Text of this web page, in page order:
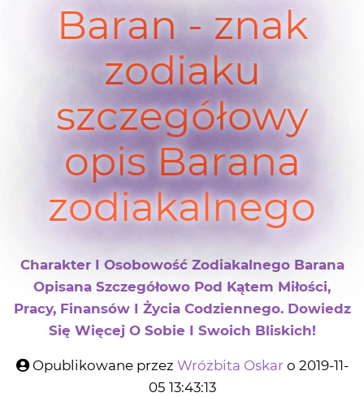
Baran - znak
zodiaku
szczegółowy
opis Barana
zodiakalnego
Charakter I Osobowość Zodiakalnego Barana
Opisana Szczegółowo Pod Kątem Miłości,
Pracy, Finansów I Życia Codziennego. Dowiedz
Się Więcej O Sobie I Swoich Bliskich!
Opublikowane przez Wróżbita Oskar o 2019-11-
05 13:43:13